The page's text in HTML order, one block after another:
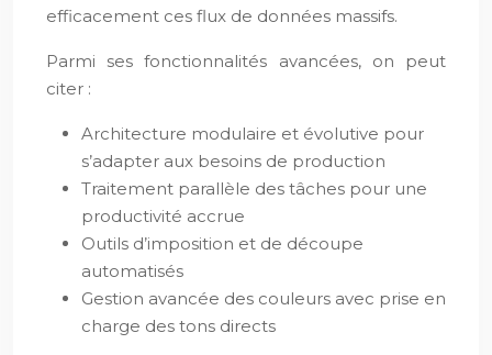
efficacement ces flux de données massifs.
Parmi ses fonctionnalités avancées, on peut
citer :
Architecture modulaire et évolutive pour
s’adapter aux besoins de production
Traitement parallèle des tâches pour une
productivité accrue
Outils d’imposition et de découpe
automatisés
Gestion avancée des couleurs avec prise en
charge des tons directs